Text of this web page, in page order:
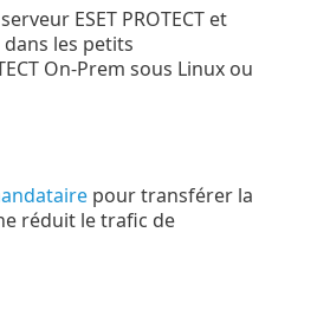
ESET PROTECT et
les petits
On-Prem sous Linux ou
pour transférer la
réduit le trafic de